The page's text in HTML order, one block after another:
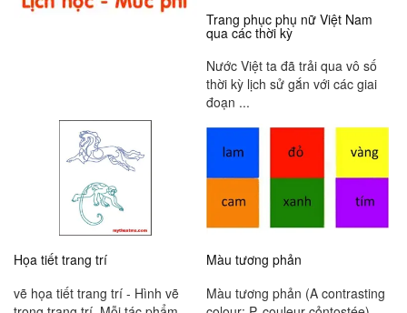
Trang phục phụ nữ Việt Nam
qua các thời kỳ
Nước Việt ta đã trải qua vô số
thời kỳ lịch sử gắn với các giai
đoạn ...
Họa tiết trang trí
vẽ họa tiết trang trí - Hình vẽ
Màu tương phản
Màu tương phản (A contrasting